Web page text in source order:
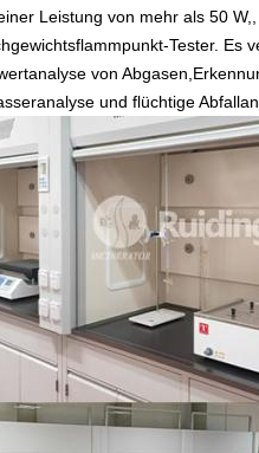
Leistung von mehr als 50
Tester. Es
von
und flüchtige